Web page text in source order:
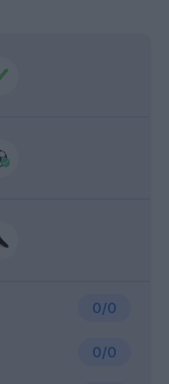
0/0
0/0